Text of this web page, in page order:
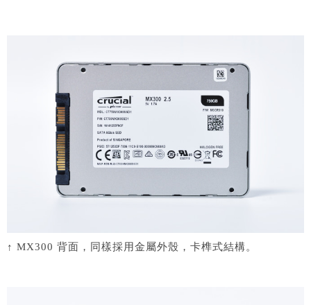
↑ MX300 背面，同樣採用金屬外殼，卡榫式結構。